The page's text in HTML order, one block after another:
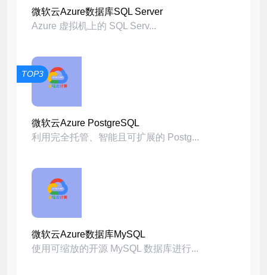
微软云Azure数据库SQL Server
Azure 虚拟机上的 SQL Serv...
TOP3
微软云Azure PostgreSQL
利用完全托管、智能且可扩展的 Postg...
微软云Azure数据库MySQL
使用可缩放的开源 MySQL 数据库进行...